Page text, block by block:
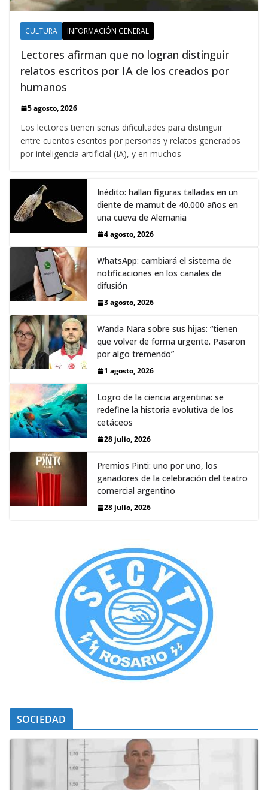
CULTURA INFORMACIÓN GENERAL
Lectores afirman que no logran distinguir
relatos escritos por IA de los creados por
humanos
5 agosto, 2026
Los lectores tienen serias dificultades para distinguir
entre cuentos escritos por personas y relatos generados
por inteligencia artificial (IA), y en muchos
Inédito: hallan figuras talladas en un
diente de mamut de 40.000 años en
una cueva de Alemania
4 agosto, 2026
WhatsApp: cambiará el sistema de
notificaciones en los canales de
difusión
3 agosto, 2026
Wanda Nara sobre sus hijas: “tienen
que volver de forma urgente. Pasaron
por algo tremendo”
1 agosto, 2026
Logro de la ciencia argentina: se
redefine la historia evolutiva de los
cetáceos
28 julio, 2026
Premios Pinti: uno por uno, los
ganadores de la celebración del teatro
comercial argentino
28 julio, 2026
SOCIEDAD